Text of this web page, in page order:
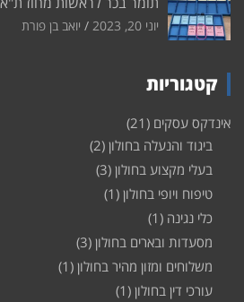
יוני 20, 2023 יואב בן פורת
קטגוריות
אינדקס עסקים (21)
ביגוד והנעלה בחולון (2)
בעלי מקצוע בחולון (3)
טיפוח ויופי בחולון (1)
כלי נגינה (1)
מסעדות ובארים בחולון (3)
משלוחים ומזון מהיר בחולון (1)
עורכי דין בחולון (1)